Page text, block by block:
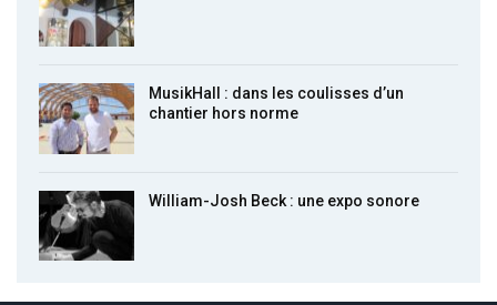
MusikHall : dans les coulisses d’un
chantier hors norme
William-Josh Beck : une expo sonore